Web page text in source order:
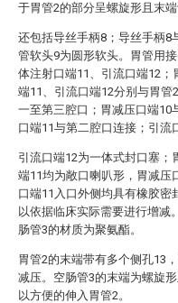
于胃管2的部分呈螺旋形且末端
还包括导丝手柄8；导丝手柄8
管软头9为圆形软头。胃管用
体注射口端11、引流口端12；
端11、引流口端12分别与胃
一至第三腔口；胃减压口端10
口端11与第二腔口连接；引流
引流口端12为一体式封口塞；
端11均为敞口喇叭形，胃减压
口端11入口外侧均具有橡胶密
以依据临床实际需要进行增减
肠管3的材质为聚氨酯。
胃管2的末端带有多个侧孔13
减压。空肠管3的末端为螺旋
以方便的伸入胃管2。